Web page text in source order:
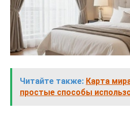
Читайте также: Карта
простые способы